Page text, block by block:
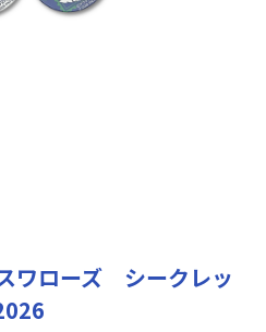
ワローズ シークレッ